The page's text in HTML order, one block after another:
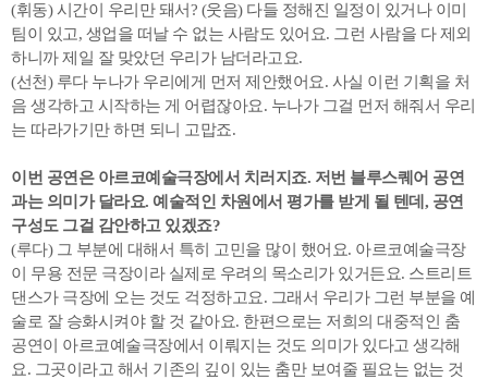
(휘동) 시간이 우리만 돼서? (웃음) 다들 정해진 일정이 있거나 이미
팀이 있고, 생업을 떠날 수 없는 사람도 있어요. 그런 사람을 다 제외
하니까 제일 잘 맞았던 우리가 남더라고요.
(선천) 루다 누나가 우리에게 먼저 제안했어요. 사실 이런 기획을 처
음 생각하고 시작하는 게 어렵잖아요. 누나가 그걸 먼저 해줘서 우리
는 따라가기만 하면 되니 고맙죠.
이번 공연은 아르코예술극장에서 치러지죠. 저번 블루스퀘어 공연
과는 의미가 달라요. 예술적인 차원에서 평가를 받게 될 텐데, 공연
구성도 그걸 감안하고 있겠죠?
(루다) 그 부분에 대해서 특히 고민을 많이 했어요. 아르코예술극장
이 무용 전문 극장이라 실제로 우려의 목소리가 있거든요. 스트리트
댄스가 극장에 오는 것도 걱정하고요. 그래서 우리가 그런 부분을 예
술로 잘 승화시켜야 할 것 같아요. 한편으로는 저희의 대중적인 춤
공연이 아르코예술극장에서 이뤄지는 것도 의미가 있다고 생각해
요. 그곳이라고 해서 기존의 깊이 있는 춤만 보여줄 필요는 없는 것